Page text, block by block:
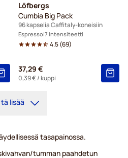
Löfbergs
Cumbia Big Pack
96 kapselia Caffitaly-koneisiin
Espresso 7 Intensiteetti
4.5(69)
37,29 €
0,39 €/ kuppi
lisää
tasapainossa.
tumman paahdetun